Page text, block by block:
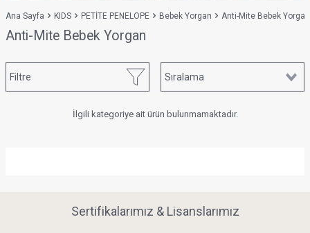
Ana Sayfa KIDS PETİTE PENELOPE Bebek Yorgan Anti-Mite Bebek Yorgan
Anti-Mite Bebek Yorgan
Filtre
İlgili kategoriye ait ürün bulunmamaktadır.
Sertifikalarımız & Lisanslarımız